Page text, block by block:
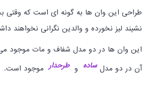
طراحی این وان ها به گونه ای است که
نشیند لیز نخورده و والدین نگرانی نخواهند
این وان ها در دو مدل شفاف و مات موجود
آن در دو مدل ساده وطرحدارموجود است.